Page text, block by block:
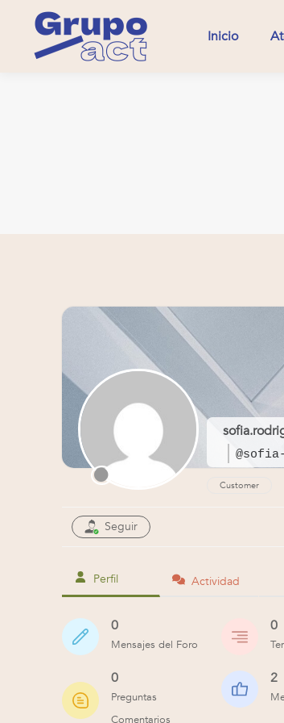
Inicio
Customer
Seguir
Perfil Actividad
0
Mensajes del Foro
0
0
Preguntas
Comentarios
2
Inicio